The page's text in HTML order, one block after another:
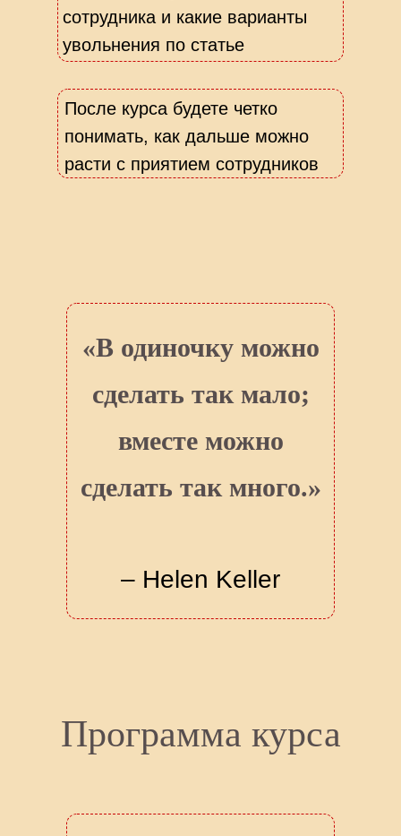
сотрудника и какие варианты
увольнения по статье
После курса будете четко
понимать, как дальше можно
расти с приятием сотрудников
«В одиночку можно
сделать так мало;
вместе можно
сделать так много.»
– Helen Keller
Программа курса